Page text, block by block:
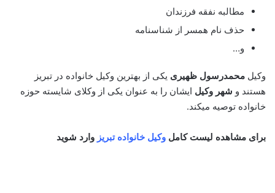
مطالبه نفقه فرزندان
حذف نام همسر از شناسنامه
و…
وکیل محمدرسول ظهیری یکی از بهترین وکیل خانواده در تبریز
هستند و شهر وکیل ایشان را به عنوان یکی از وکلای شایسته حوزه
خانواده توصیه میکند.
برای مشاهده لیست کامل وکیل خانواده تبریز وارد شوید